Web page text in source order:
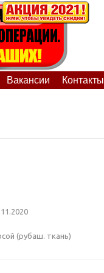
Вакансии Контакты
(рубаш. ткань)